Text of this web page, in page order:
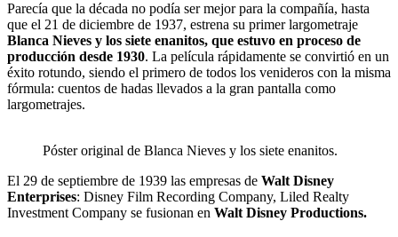
Parecía que la década no podía ser mejor para la compañía, hasta
que el 21 de diciembre de 1937, estrena su primer largometraje
Blanca Nieves y los siete enanitos, que estuvo en proceso de
producción desde 1930. La película rápidamente se convirtió en un
éxito rotundo, siendo el primero de todos los venideros con la misma
fórmula: cuentos de hadas llevados a la gran pantalla como
largometrajes.
Póster original de Blanca Nieves y los siete enanitos.
El 29 de septiembre de 1939 las empresas de Walt Disney
Enterprises: Disney Film Recording Company, Liled Realty
Investment Company se fusionan en Walt Disney Productions.